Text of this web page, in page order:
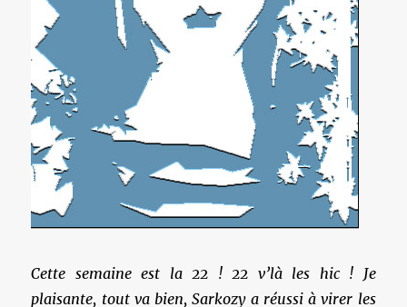
Cette semaine est la 22 ! 22 v’là les hic ! Je
plaisante, tout va bien, Sarkozy a réussi à virer les